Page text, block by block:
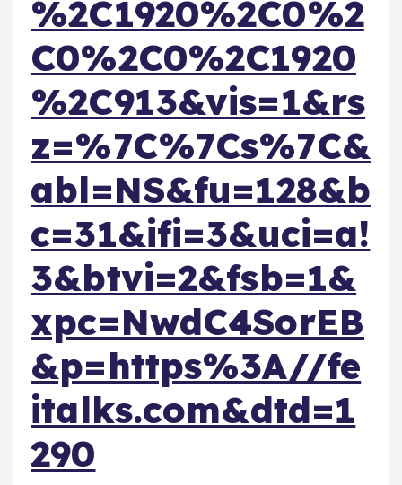
%2C1920%2C0%2
C0%2C0%2C1920
%2C913&vis=1&rs
z=%7C%7Cs%7C&
abl=NS&fu=128&b
c=31&ifi=3&uci=a!
3&btvi=2&fsb=1&
xpc=NwdC4SorEB
&p=https%3A//fe
italks.com&dtd=1
290